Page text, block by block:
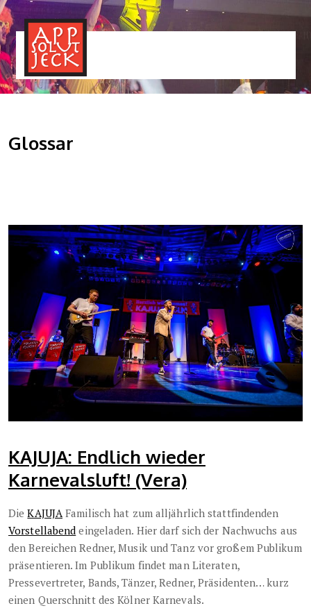
Glossar
KAJUJA: Endlich wieder
Karnevalsluft! (Vera)
DieKAJUJA Familisch hat zum alljährlich stattfindenden
Vorstellabend eingeladen. Hier darf sich der Nachwuchs aus
den Bereichen Redner, Musik und Tanz vor großem Publikum
präsentieren. Im Publikum findet man Literaten,
Pressevertreter, Bands, Tänzer, Redner, Präsidenten… kurz
einen Querschnitt des Kölner Karnevals.